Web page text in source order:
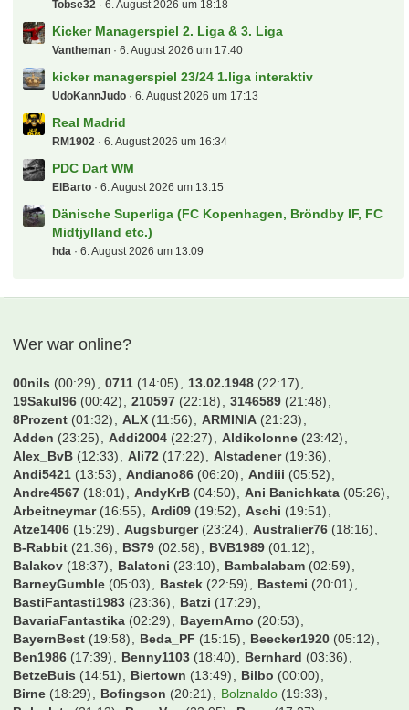
Aktionen und Gutscheine
podollski92 6. August 2026 um 21:09
Der tooor Laberfred
Valderama 6. August 2026 um 21:00
Transfers, Gerüchte und Diskussionen
SoccerKing 6. August 2026 um 19:39
Kinder im Stadion
kleemarco 6. August 2026 um 19:31
Oasis Tour
Icke85 6. August 2026 um 19:16
Tobse32 6. August 2026 um 18:18
Kicker Managerspiel 2. Liga & 3. Liga
Vantheman 6. August 2026 um 17:40
kicker managerspiel 23/24 1.liga interaktiv
UdoKannJudo 6. August 2026 um 17:13
Real Madrid
RM1902 6. August 2026 um 16:34
PDC Dart WM
ElBarto 6. August 2026 um 13:15
Dänische Superliga (FC Kopenhagen, Bröndby IF, FC
Midtjylland etc.)
hda 6. August 2026 um 13:09
Wer war online?